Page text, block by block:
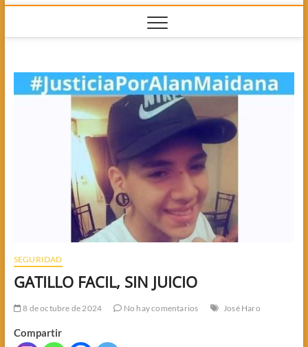
SEGURIDAD
GATILLO FACIL, SIN JUICIO
8 de octubre de 2024 No hay comentarios José Haro
Compartir